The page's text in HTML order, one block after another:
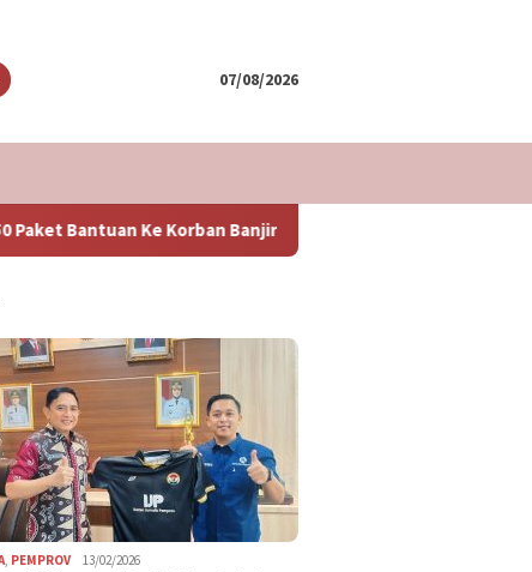
07/08/2026
Bantuan Ke Korban Banjir
Dugaan
Makanan Program
Iswan H. Caya dan Imelda
PEMPROV 13/02/2026